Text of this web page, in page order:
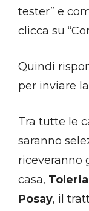
tester” e
clicca su
Quindi
per inviare
Tra tutte le
saranno
riceveranno
casa,
Posay, il